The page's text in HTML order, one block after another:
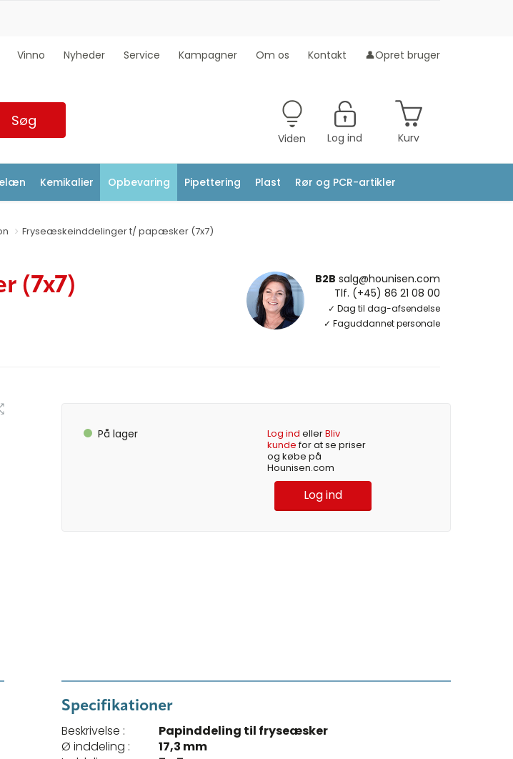
Vinno Nyheder Service Kampagner Om os Kontakt 👤Opret bruger
Søg
Viden Log ind Kurv
Kemikalier Opbevaring Pipettering Plast Rør og PCR-artikler
Fryseæskeinddelinger t/ papæsker (7x7)
(7x7) B2B salg@hounisen.com
Tlf. (+45) 86 21 08 00
✓ Dag til dag-afsendelse
✓ Faguddannet personale
På lager Log ind ellerBliv
kundefor at se priser
og købe på
Hounisen.com
Log ind
Specifikationer
Beskrivelse :
Papinddeling til fryseæsker
Ø inddeling :
17,3 mm